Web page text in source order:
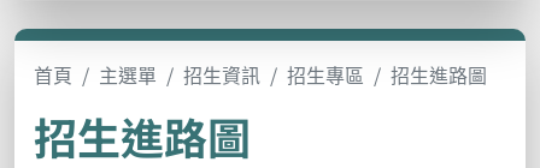
首頁 主選單 招生資訊 招生專區 招生進路圖
招生進路圖